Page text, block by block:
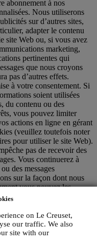
on Le Creuset,
our traffic. We also
site with our
abonnement à nos
Nous utiliserons
sur d’autres sites,
adapter le contenu
site Web ou, si vous avez
marketing,
pertinentes qui
que nous croyons
pas d’autres effets.
à votre consentement. Si
soient utilisées
du contenu ou des
vous pouvez limiter
actions en ligne en gérant
(veuillez toutefois noter
pour utiliser le site Web).
pas de recevoir des
Vous continuerez à
des messages
sur la façon dont nous
vous pouvez les
en matière de cookies
l'un de nos produits,
électronique pour
Nous sommes
nos clients (s'ils souhaitent
constamment